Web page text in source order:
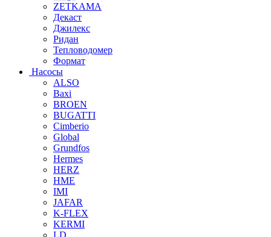
ZETKAMA
Декаст
Джилекс
Ридан
Тепловодомер
Формат
Насосы
ALSO
Baxi
BROEN
BUGATTI
Cimberio
Global
Grundfos
Hermes
HERZ
HME
IMI
JAFAR
K-FLEX
KERMI
LD